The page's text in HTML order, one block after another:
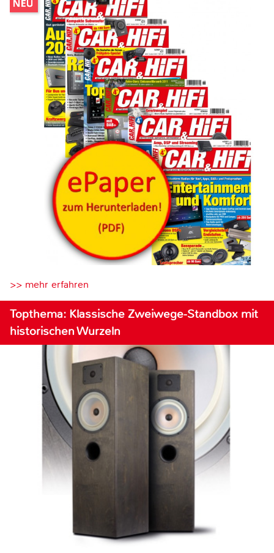
>> mehr erfahren
Topthema: Klassische Zweiwege-Standbox mit
historischen Wurzeln